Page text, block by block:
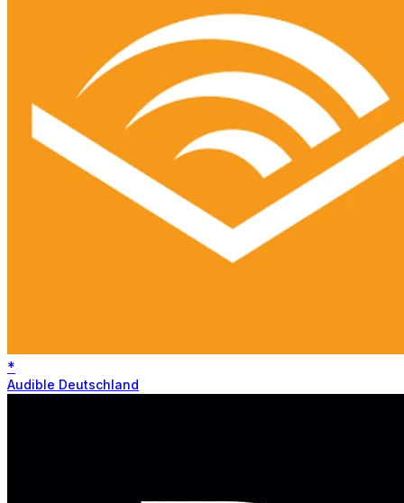
*
Audible Deutschland